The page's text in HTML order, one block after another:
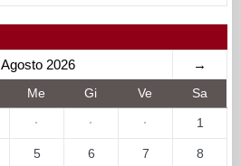
Agosto 2026 →
Me Gi Ve Sa
· · · 1
5 6 7 8